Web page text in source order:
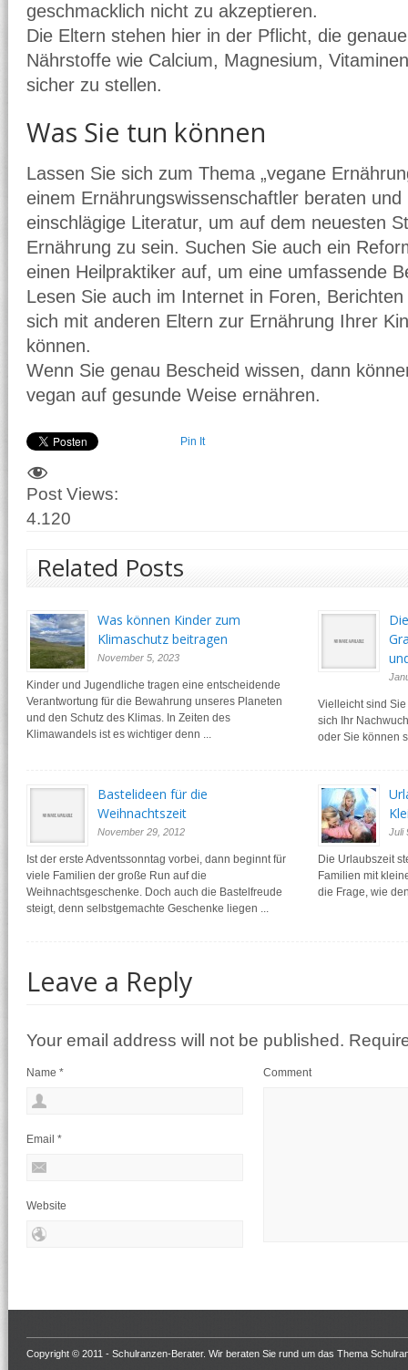
geschmacklich nicht zu akzeptieren.
Die Eltern stehen hier in der Pflicht, die
Nährstoffe wie Calcium, Magnesium,
sicher zu stellen.
Was Sie tun können
Lassen Sie sich zum Thema „vegane
einem Ernährungswissenschaftler beraten und
einschlägige Literatur, um auf dem neuesten
Ernährung zu sein. Suchen Sie auch ein
einen Heilpraktiker auf, um eine umfassende
Lesen Sie auch im Internet in Foren,
sich mit anderen Eltern zur Ernährung Ihrer
können.
Wenn Sie genau Bescheid wissen, dann
vegan auf gesunde Weise ernähren.
Pin It
Post Views:
4.120
Related Posts
Was können Kinder zum
Klimaschutz beitragen
November 5, 2023
Kinder und Jugendliche tragen eine entscheidende
Verantwortung für die Bewahrung unseres Planeten
und den Schutz des Klimas. In Zeiten des
Klimawandels ist es wichtiger denn ...
Vielleicht sind
sich Ihr
oder Sie können
Bastelideen für die
Weihnachtszeit
November 29, 2012
Ist der erste Adventssonntag vorbei, dann beginnt für
viele Familien der große Run auf die
Weihnachtsgeschenke. Doch auch die Bastelfreude
steigt, denn selbstgemachte Geschenke liegen ...
Juli
Die Urlaubszeit
Familien mit
die Frage, wie
Leave a Reply
Your email address will not be published.
Comment
Name *
Email *
Website
Copyright © 2011 - Schulranzen-Berater. Wir beraten Sie rund um das Thema